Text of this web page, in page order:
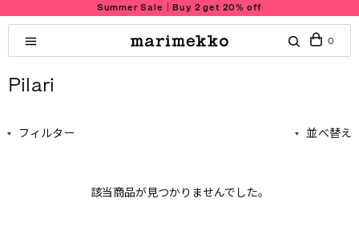
Summer Sale｜Buy 2 get 20% off
0
Pilari
フィルター 並べ替え
該当商品が見つかりませんでした。